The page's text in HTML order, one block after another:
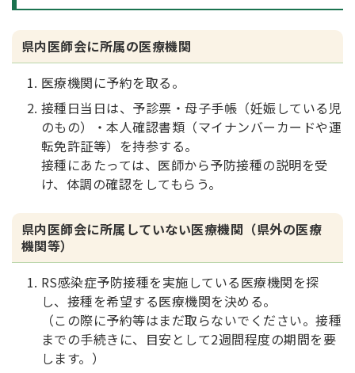
県内医師会に所属の医療機関
医療機関に予約を取る。
接種日当日は、予診票・母子手帳（妊娠している児
のもの）・本人確認書類（マイナンバーカードや運
転免許証等）を持参する。
接種にあたっては、医師から予防接種の説明を受
け、体調の確認をしてもらう。
県内医師会に所属していない医療機関（県外の医療
機関等）
RS感染症予防接種を実施している医療機関を探
し、接種を希望する医療機関を決める。
（この際に予約等はまだ取らないでください。接種
までの手続きに、目安として2週間程度の期間を要
します。）